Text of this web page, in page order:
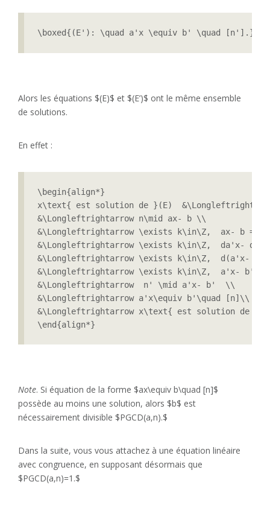
\boxed{(E'): \quad a'x \equiv b' \quad [n'].}
Alors les équations $(E)$ et $(E’)$ ont le même ensemble
de solutions.
En effet :
\begin{align*}
x\text{ est solution de }(E)
&\Longleftrightarrow n\mid ax- b \\
&\Longleftrightarrow \exists k\in\Z,  ax- b =
&\Longleftrightarrow \exists k\in\Z,  da'x- db'
&\Longleftrightarrow \exists k\in\Z,  d(a'x-
&\Longleftrightarrow \exists k\in\Z,  a'x- b'
&\Longleftrightarrow  n' \mid a'x- b'  \\
&\Longleftrightarrow a'x\equiv b'\quad [n]\\
&\Longleftrightarrow x\text{ est solution de
\end{align*}
Note. Si équation de la forme $ax\equiv b\quad [n]$
possède au moins une solution, alors $b$ est
nécessairement divisible $PGCD(a,n).$
Dans la suite, vous vous attachez à une équation linéaire
avec congruence, en supposant désormais que
$PGCD(a,n)=1.$